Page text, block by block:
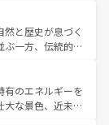
を心ゆくまで味
国情報はコンテンツ一
古い町並みやホ
独特の雰囲気を
かさとおいしさで
ヒーなどは、ぜ
もあたたかい人々
れられない旅にな
と歴史が息づく
ぶ一方、伝統的な
イなどの山岳地
トやクラビの美し
できる。タイ料理
有のエネルギーを
大な景色、近未来